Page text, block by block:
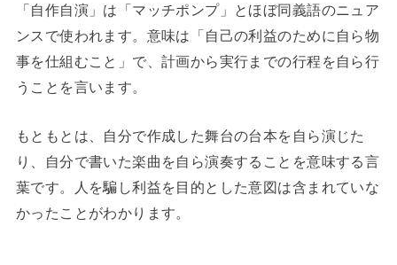
「自作自演」は「マッチポンプ」とほぼ同義語のニュア
ンスで使われます。意味は「自己の利益のために自ら物
事を仕組むこと」で、計画から実行までの行程を自ら行
うことを言います。
もともとは、自分で作成した舞台の台本を自ら演じた
り、自分で書いた楽曲を自ら演奏することを意味する言
葉です。人を騙し利益を目的とした意図は含まれていな
かったことがわかります。